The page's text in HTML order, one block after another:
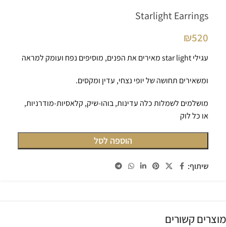
Starlight Earrings
₪520
עגילי star light מאירים את הפנים, מוסיפים נפח ועומק למראה
ומשאירים תחושה של יופי נצחי, עדין ומקסים.
מושלמים לשמלות כלה עדינות, בוהו-שיק, קלאסיות-מודרניות,
או כל לוק
הוספה לסל
שיתוף:
מוצרים קשורים